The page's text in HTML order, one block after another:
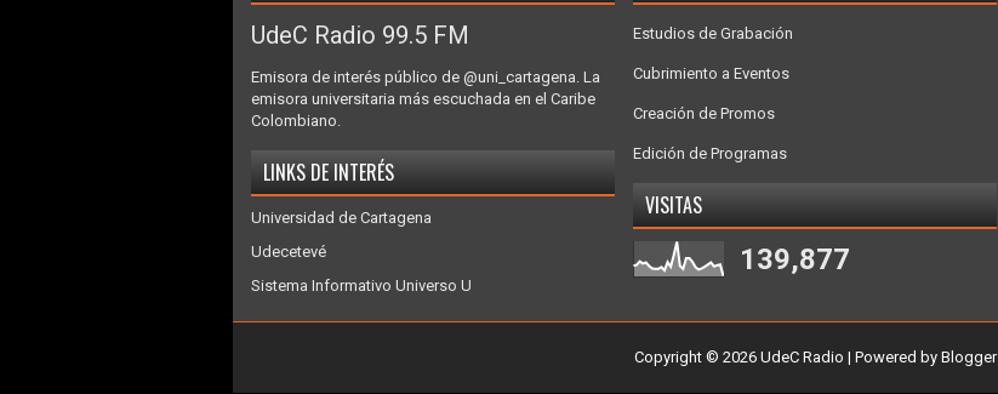
UdeC Radio 99.5 FM
Emisora de interés público de @uni_cartagena. La
emisora universitaria más escuchada en el Caribe
Colombiano.
LINKS DE INTERÉS
Universidad de Cartagena
Udecetevé
Sistema Informativo Universo U
Estudios de Grabación
Cubrimiento a Eventos
Creación de Promos
Edición de Programas
VISITAS
139,877
Copyright © 2026 UdeC Radio | Powered by Blogger